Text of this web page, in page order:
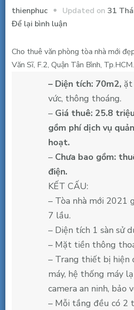
thienphuc Updated on 31
Để lại bình luậntại
thuê
văn
đẹp
tòa
nhà
MT
Lê
Văn
Tân
Bình,
25.8
triệu/
tháng
Cho thuê văn phòng tòa nhà mới
Văn Sĩ, F.2, Quận Tân Bình, Tp.HCM.
– Diện tích: 70m2, ặt
vức, thông thoáng.
–Giá thuê: 25.8
gồm phí dịch vụ
hoạt.
– Chưa bao gồm:
điện.
KẾT CẤU:
– Tòa nhà mới 2021
7 lầu.
– Diện tích 1 sàn sử
– Mặt tiền thông
– Trang thiết bị hiện
máy, hệ thống máy
camera an ninh, bảo
– Mỗi tầng đều có 2